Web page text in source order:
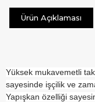
Ürün Açıklaması
Yüksek mukavemetli
sayesinde işçilik ve
Yapışkan özelliği